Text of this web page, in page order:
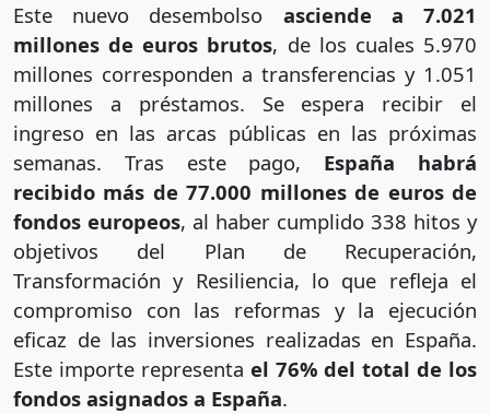
Este nuevo desembolso asciende a 7.021
millones de euros brutos, de los cuales 5.970
millones corresponden a transferencias y 1.051
millones a préstamos. Se espera recibir el
ingreso en las arcas públicas en las próximas
semanas. Tras este pago, España habrá
recibido más de 77.000 millones de euros de
fondos europeos, al haber cumplido 338 hitos y
objetivos del Plan de Recuperación,
Transformación y Resiliencia, lo que refleja el
compromiso con las reformas y la ejecución
eficaz de las inversiones realizadas en España.
Este importe representa el 76% del total de los
fondos asignados a España.